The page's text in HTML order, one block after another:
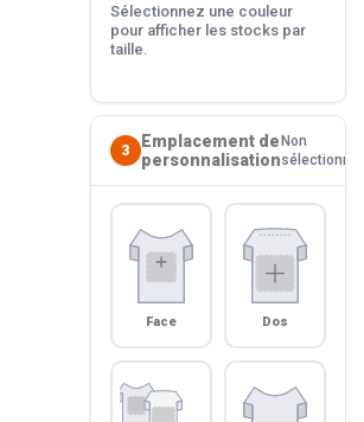
Sélectionnez une couleur
pour afficher les stocks par
taille.
3
Emplacement de
personnalisation
Non
sélectionné
Face Dos